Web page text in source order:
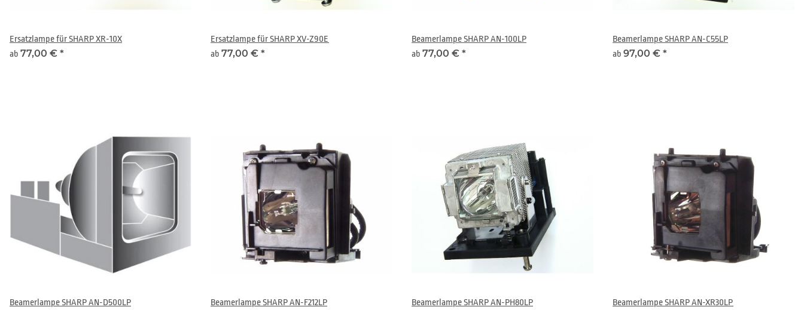
Ersatzlampe für SHARP XR-10X
ab 77,00 € *
Ersatzlampe für SHARP XV-Z90E
ab 77,00 € *
Beamerlampe SHARP AN-100LP
ab 77,00 € *
Beamerlampe SHARP AN-C55LP
ab 97,00 € *
Beamerlampe SHARP AN-D500LP Beamerlampe SHARP AN-F212LP Beamerlampe SHARP AN-PH80LP Beamerlampe SHARP AN-XR30LP